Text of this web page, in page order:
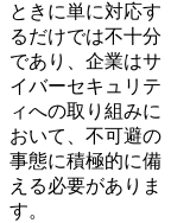
ときに単に対応す
るだけでは不十分
であり、企業はサ
イバーセキュリテ
ィへの取り組みに
おいて、不可避の
事態に積極的に備
える必要がありま
す。